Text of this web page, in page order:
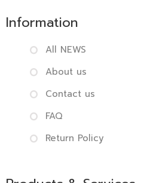
Information
All NEWS
About us
Contact us
FAQ
Return Policy